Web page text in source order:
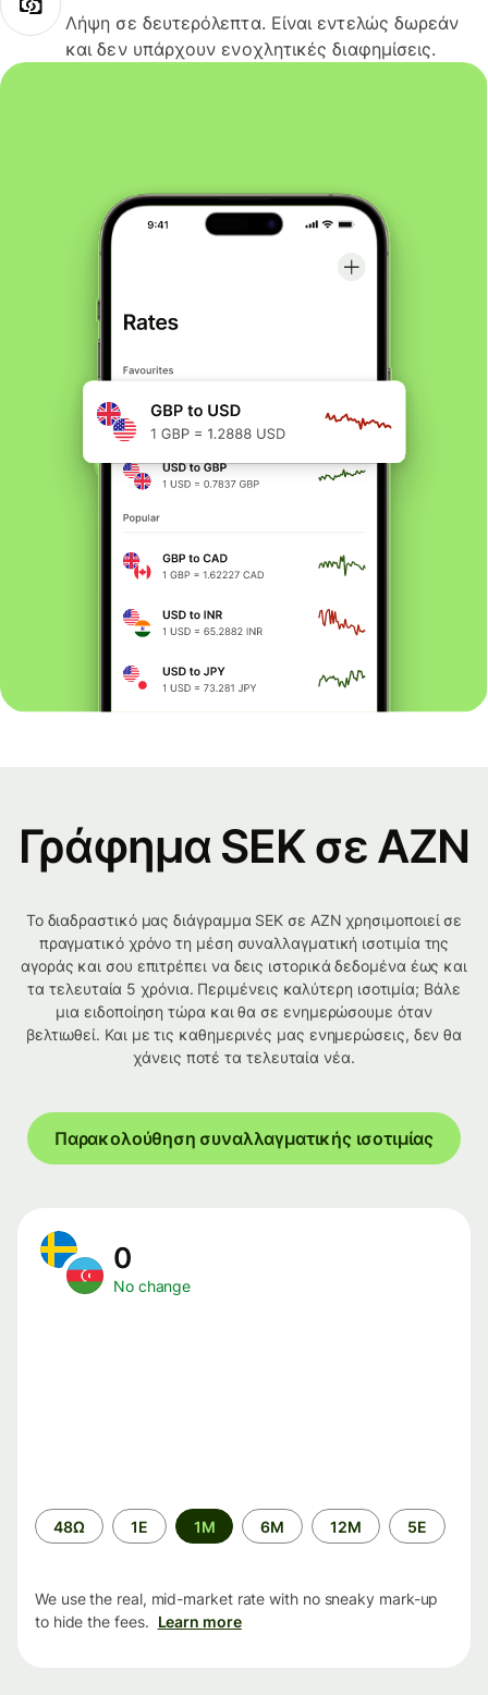
Λήψη σε δευτερόλεπτα. Είναι εντελώς δωρεάν
και δεν υπάρχουν ενοχλητικές διαφημίσεις.
Γράφημα SEK σε AZN
Το διαδραστικό μας διάγραμμα SEK σε AZN χρησιμοποιεί σε
πραγματικό χρόνο τη μέση συναλλαγματική ισοτιμία της
αγοράς και σου επιτρέπει να δεις ιστορικά δεδομένα έως και
τα τελευταία 5 χρόνια. Περιμένεις καλύτερη ισοτιμία; Βάλε
μια ειδοποίηση τώρα και θα σε ενημερώσουμε όταν
βελτιωθεί. Και με τις καθημερινές μας ενημερώσεις, δεν θα
χάνεις ποτέ τα τελευταία νέα.
Παρακολούθηση συναλλαγματικής ισοτιμίας
0
No change
Time
period
48Ω 1Ε 1M 6M 12M 5Ε
We use the real, mid-market rate with no sneaky mark-up
to hide the fees. Learn more